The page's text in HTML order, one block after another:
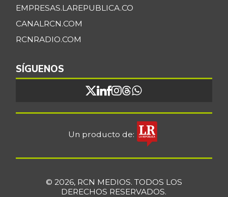
EMPRESAS.LAREPUBLICA.CO
CANALRCN.COM
RCNRADIO.COM
SÍGUENOS
Un producto de:
© 2026, RCN MEDIOS. TODOS LOS
DERECHOS RESERVADOS.